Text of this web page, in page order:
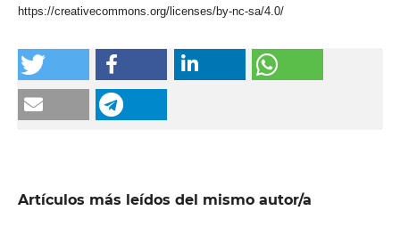
https://creativecommons.org/licenses/by-nc-sa/4.0/
Artículos más leídos del mismo autor/a